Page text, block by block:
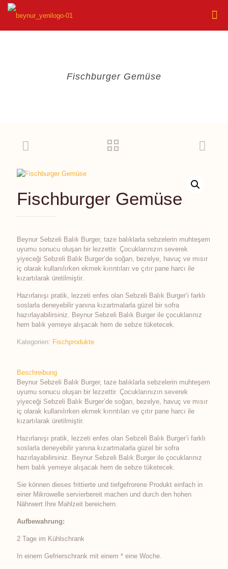
Fischburger Gemüse
Fischburger Gemüse
Beynur Sebzeli Balık Burger, taze balıklarla sebzelerin muhteşem
uyumu sonucu oluşan bir lezzettir. Çocuklarınızın severek
yiyeceği Sebzeli Balık Burger’de soğan, bezelye, havuç ve mısır
iç olarak kullanılırken ekmek kırıntıları ve çıtır pane harcı ile
kızartılarak üretilmiştir.
Hazırlanışı pratik, lezzeti enfes olan Sebzeli Balık Burger’i farklı
soslarla deneyebilir yanına kızartmalarla güzel bir sofra
hazırlayabilirsiniz. Beynur Sebzeli Balık Burger ile çocuklarınız
hem balık yemeye alışacak hem de sebze tüketecek.
Kategorien: Fischprodukte
Beschreibung
Beynur Sebzeli Balık Burger, taze balıklarla sebzelerin muhteşem
uyumu sonucu oluşan bir lezzettir. Çocuklarınızın severek
yiyeceği Sebzeli Balık Burger’de soğan, bezelye, havuç ve mısır
iç olarak kullanılırken ekmek kırıntıları ve çıtır pane harcı ile
kızartılarak üretilmiştir.
Hazırlanışı pratik, lezzeti enfes olan Sebzeli Balık Burger’i farklı
soslarla deneyebilir yanına kızartmalarla güzel bir sofra
hazırlayabilirsiniz. Beynur Sebzeli Balık Burger ile çocuklarınız
hem balık yemeye alışacak hem de sebze tüketecek.
Sie können dieses frittierte und tiefgefrorene Produkt einfach in
einer Mikrowelle servierbereit machen und durch den hohen
Nährwert Ihre Mahlzeit bereichern.
Aufbewahrung:
2 Tage im Kühlschrank
In einem Gefrierschrank mit einem * eine Woche.